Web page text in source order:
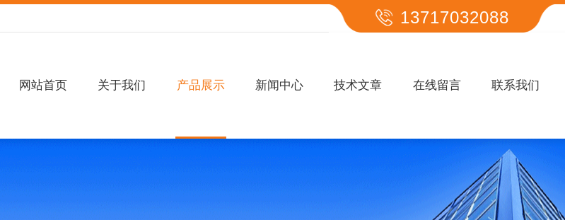
13717032088
网站首页 关于我们 产品展示 新闻中心 技术文章 在线留言 联系我们